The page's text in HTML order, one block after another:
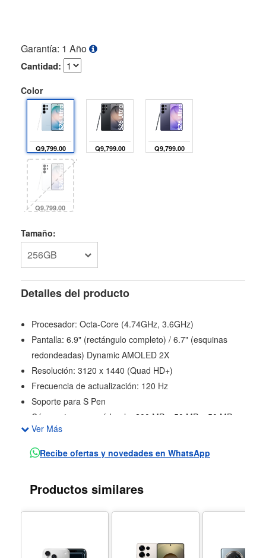
Garantía: 1 Año
Cantidad:
Color
Q9,799.00 Q9,799.00 Q9,799.00
Q9,799.00
Tamaño:
256GB
Detalles del producto
Procesador: Octa-Core (4.74GHz, 3.6GHz)
Pantalla: 6.9" (rectángulo completo) / 6.7" (esquinas
redondeadas) Dynamic AMOLED 2X
Resolución: 3120 x 1440 (Quad HD+)
Frecuencia de actualización: 120 Hz
Soporte para S Pen
Cámara trasera cuádruple: 200 MP + 50 MP + 50 MP +
10 MP
Apertura cámara trasera: F1.4, F2.9, F1.9, F2.4
hasta 100x
Cámara frontal: 12 MP (F2.2) con autoenfoque
Cámara lenta: 240fps FHD / 120fps FHD / 120fps UHD
Memoria RAM: 12 GB
Ver Más
Recibe ofertas y novedades en WhatsApp
Productos similares